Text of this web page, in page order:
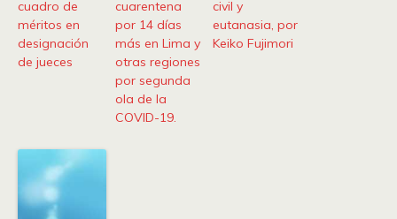
cuadro de
méritos en
designación
de jueces
cuarentena
por 14 días
más en Lima y
otras regiones
por segunda
ola de la
COVID-19.
civil y
eutanasia, por
Keiko Fujimori